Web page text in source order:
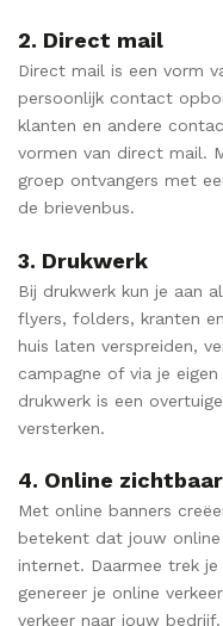
2. Direct mail
Direct mail is een vorm
persoonlijk contact
klanten en andere
vormen van direct mail.
groep ontvangers met
de brievenbus.
3. Drukwerk
Bij drukwerk kun je aan
flyers, folders, kranten
huis laten verspreiden,
campagne of via je
drukwerk is een
versterken.
4. Online zichtbaar
Met online banners
betekent dat jouw
internet. Daarmee trek
genereer je online
verkeer naar jouw